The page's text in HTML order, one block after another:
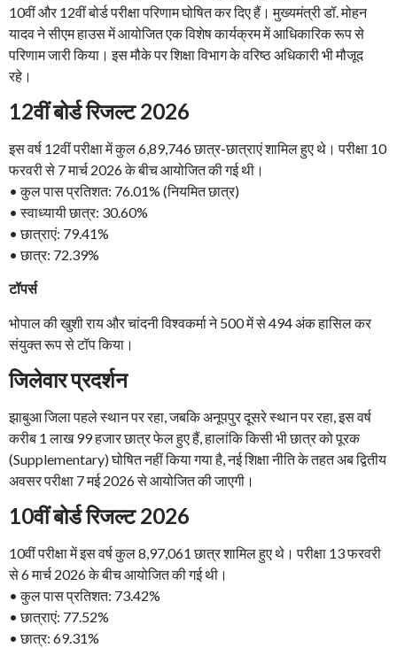
10वीं और 12वीं बोर्ड परीक्षा परिणाम घोषित कर दिए हैं। मुख्यमंत्री डॉ. मोहन
यादव ने सीएम हाउस में आयोजित एक विशेष कार्यक्रम में आधिकारिक रूप से
परिणाम जारी किया। इस मौके पर शिक्षा विभाग के वरिष्ठ अधिकारी भी मौजूद
रहे।
12वीं बोर्ड रिजल्ट 2026
इस वर्ष 12वीं परीक्षा में कुल 6,89,746 छात्र-छात्राएं शामिल हुए थे। परीक्षा 10
फरवरी से 7 मार्च 2026 के बीच आयोजित की गई थी।
• कुल पास प्रतिशत: 76.01% (नियमित छात्र)
• स्वाध्यायी छात्र: 30.60%
• छात्राएं: 79.41%
• छात्र: 72.39%
टॉपर्स
भोपाल की खुशी राय और चांदनी विश्वकर्मा ने 500 में से 494 अंक हासिल कर
संयुक्त रूप से टॉप किया।
जिलेवार प्रदर्शन
झाबुआ जिला पहले स्थान पर रहा, जबकि अनूपपुर दूसरे स्थान पर रहा, इस वर्ष
करीब 1 लाख 99 हजार छात्र फेल हुए हैं, हालांकि किसी भी छात्र को पूरक
(Supplementary) घोषित नहीं किया गया है, नई शिक्षा नीति के तहत अब द्वितीय
अवसर परीक्षा 7 मई 2026 से आयोजित की जाएगी।
10वीं बोर्ड रिजल्ट 2026
10वीं परीक्षा में इस वर्ष कुल 8,97,061 छात्र शामिल हुए थे। परीक्षा 13 फरवरी
से 6 मार्च 2026 के बीच आयोजित की गई थी।
• कुल पास प्रतिशत: 73.42%
• छात्राएं: 77.52%
• छात्र: 69.31%